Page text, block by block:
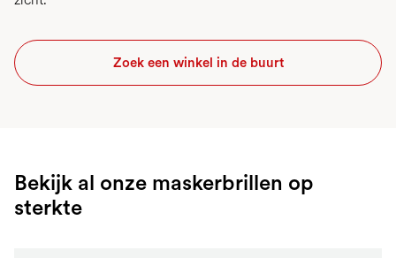
Zoek een winkel in de buurt
Bekijk al onze maskerbrillen op
sterkte